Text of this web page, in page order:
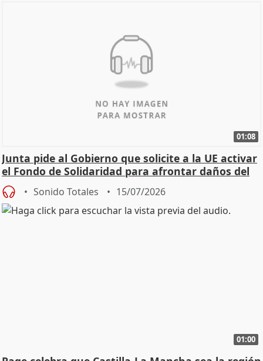
01:08
Junta pide al Gobierno que solicite a la UE activar
el Fondo de Solidaridad para afrontar daños del
Sonido Totales 15/07/2026
01:00